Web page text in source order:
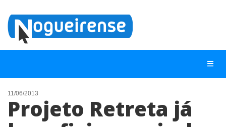
NOTÍCIAS
11/06/2013
Projeto Retreta já